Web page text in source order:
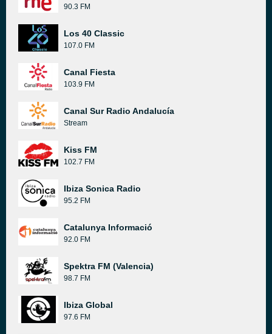
90.3 FM
Los 40 Classic
107.0 FM
Canal Fiesta
103.9 FM
Canal Sur Radio Andalucía
Stream
Kiss FM
102.7 FM
Ibiza Sonica Radio
95.2 FM
Catalunya Informació
92.0 FM
Spektra FM (Valencia)
98.7 FM
Ibiza Global
97.6 FM